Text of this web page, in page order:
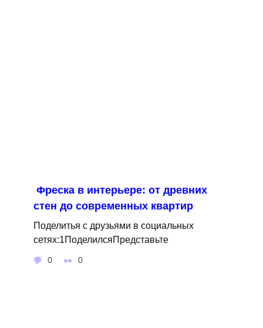
Фреска в интерьере: от древних
стен до современных квартир
Поделитья с друзьями в социальных
сетях:1ПоделилсяПредставьте
0 0